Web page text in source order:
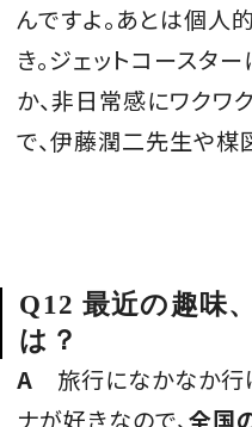
んですよ。あとは個人
き。ジェットコースタ
か、非日常感にワクワ
で、伊藤潤二先生や楳
Q12 最近の趣味
は？
A 旅行になかなか行
ナが好きなので、全国